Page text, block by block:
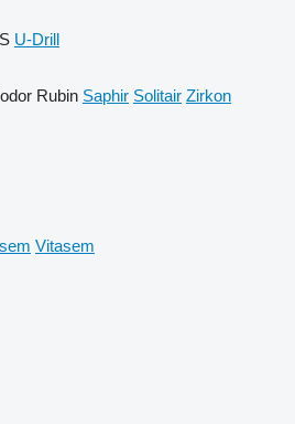
U-Drill
Rubin Saphir Solitair Zirkon
Vitasem